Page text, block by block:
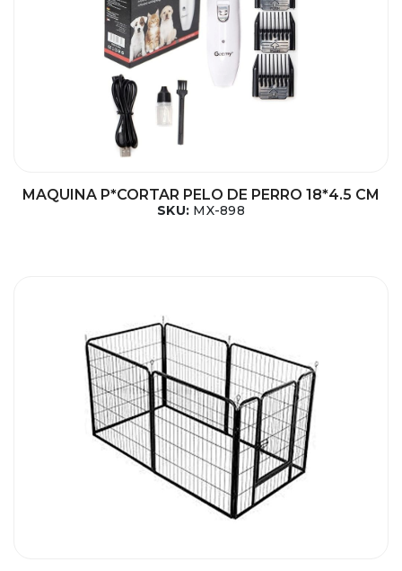
MAQUINA P*CORTAR PELO DE PERRO 18*4.5 CM
SKU: MX-898